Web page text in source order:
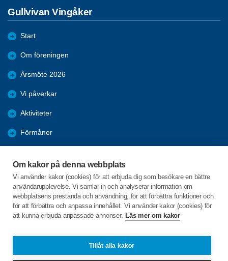
Om kakor på denna webbplats
Vi använder kakor (cookies) för att erbjuda dig som besökare en bättre
användarupplevelse. Vi samlar in och analyserar information om
webbplatsens prestanda och användning, för att förbättra funktioner och
för att förbättra och anpassa innehållet. Vi använder kakor (cookies) för
att kunna erbjuda anpassade annonser. Läs mer om kakor
Tillåt alla kakor
Gullvivan Vingåker
Start
Om föreningen
Årsmöte 2026
Vi påverkar
Aktiviteter
Förmåner
Dataskydd
Bildgalleri
C/o:Margareta Karlsson